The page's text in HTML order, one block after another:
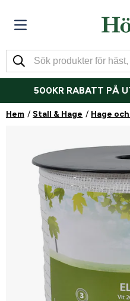
500KR RABATT PÅ
Hem Stall & Hage Hage